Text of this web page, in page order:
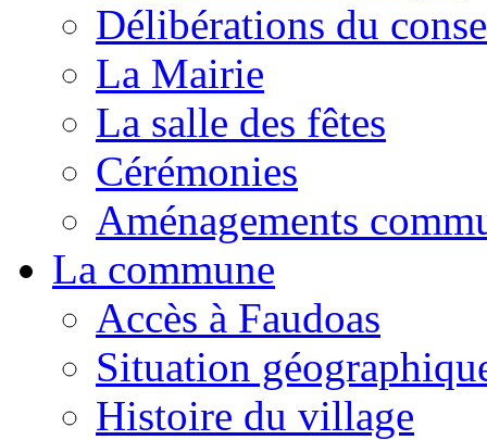
Délibérations du
La Mairie
La salle des fêtes
Cérémonies
Aménagements
La commune
Accès à Faudoas
Situation
Histoire du village